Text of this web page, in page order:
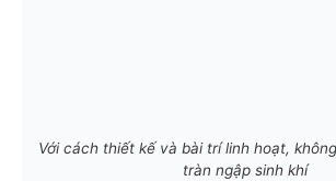
Với cách thiết kế và bài trí linh hoạt,
tràn ngập sinh khí